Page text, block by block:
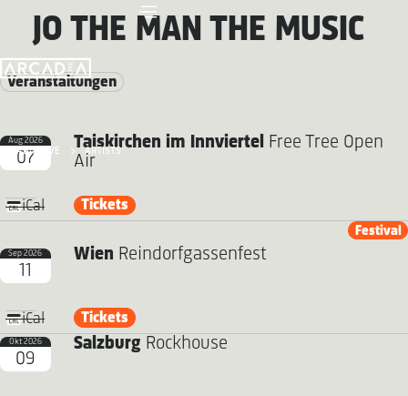
ARCADIA LIVE ARTISTS
JO THE MAN THE MUSIC
Veranstaltungen
Aug 2026
07
iCal
Taiskirchen im Innviertel Free Tree Open
Air
Tickets
Sep 2026
11
iCal
Festival
Wien Reindorfgassenfest
Tickets
Okt 2026
09
Salzburg Rockhouse